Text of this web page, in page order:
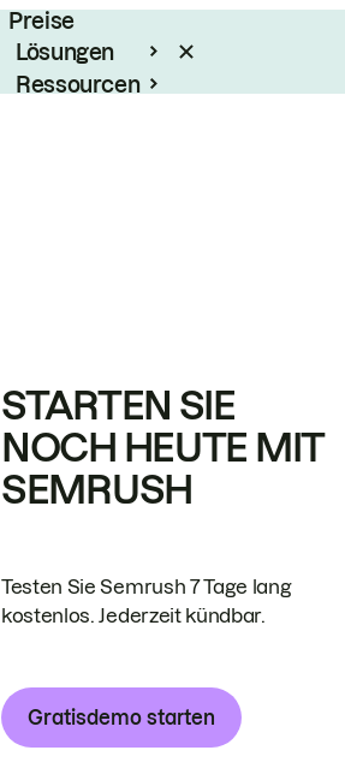
Preise
Lösungen
Ressourcen
STARTEN SIE
NOCH HEUTE MIT
SEMRUSH
Testen Sie Semrush 7 Tage lang
kostenlos. Jederzeit kündbar.
Gratisdemo starten